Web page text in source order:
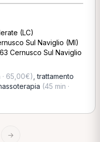
(LC)
Sul Naviglio (MI)
Cernusco Sul Naviglio
· 65,00€) ,trattamento
(45 min ·
→